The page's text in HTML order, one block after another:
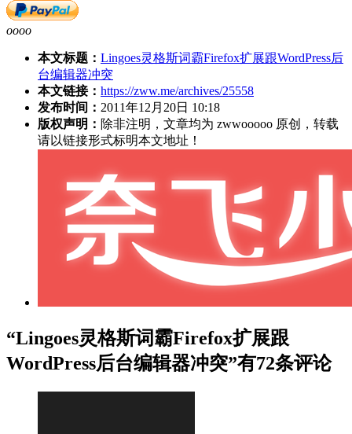
oooo
本文标题： Lingoes灵格斯词霸Firefox扩展跟WordPress后
台编辑器冲突
本文链接： https://zww.me/archives/25558
发布时间： 2011年12月20日 10:18
版权声明： 除非注明，文章均为 zwwooooo 原创，转载
请以链接形式标明本文地址！
“Lingoes灵格斯词霸Firefox扩展跟
WordPress后台编辑器冲突”有72条评论